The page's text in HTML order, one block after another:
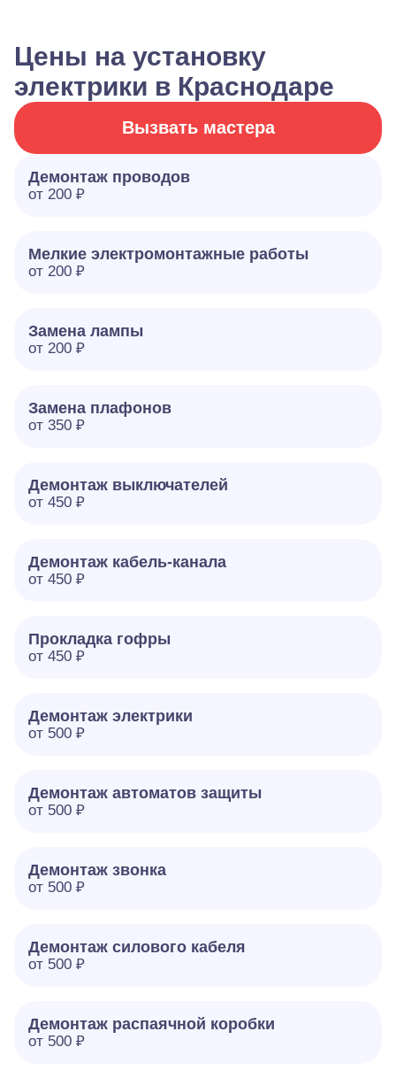
Цены на установку
электрики в Краснодаре
Вызвать мастера
Демонтаж проводов
от 200 ₽
Мелкие электромонтажные работы
от 200 ₽
Замена лампы
от 200 ₽
Замена плафонов
от 350 ₽
Демонтаж выключателей
от 450 ₽
Демонтаж кабель-канала
от 450 ₽
Прокладка гофры
от 450 ₽
Демонтаж электрики
от 500 ₽
Демонтаж автоматов защиты
от 500 ₽
Демонтаж звонка
от 500 ₽
Демонтаж силового кабеля
от 500 ₽
Демонтаж распаячной коробки
от 500 ₽